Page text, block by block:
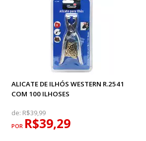
ALICATE DE ILHÓS WESTERN R.2541
COM 100 ILHOSES
de: R$39,99
POR R$39,29